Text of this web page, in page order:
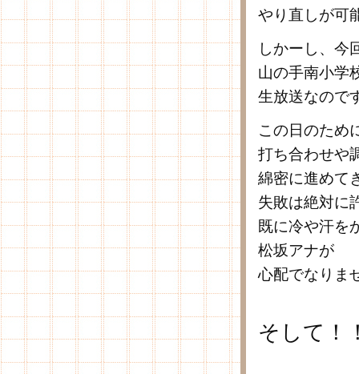
やり直しが可
しかーし、今
山の手南小学
生放送なので
この日のため
打ち合わせや
綿密に進めて
失敗は絶対に
既に冷や汗を
松坂アナが
心配でなりま
そして！